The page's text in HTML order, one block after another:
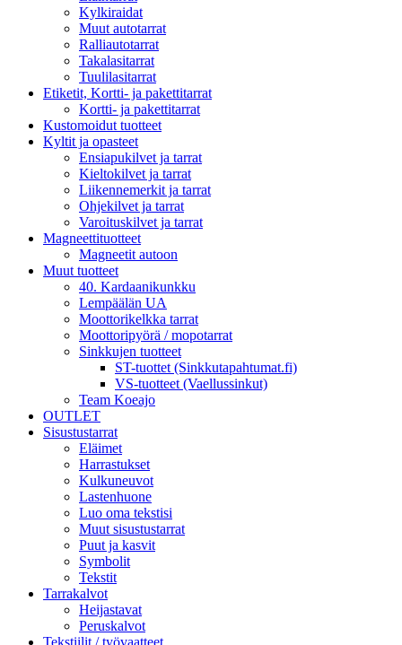
Kylkiraidat
Muut autotarrat
Ralliautotarrat
Takalasitarrat
Tuulilasitarrat
Etiketit, Kortti- ja pakettitarrat
Kortti- ja pakettitarrat
Kustomoidut tuotteet
Kyltit ja opasteet
Ensiapukilvet ja tarrat
Kieltokilvet ja tarrat
Liikennemerkit ja tarrat
Ohjekilvet ja tarrat
Varoituskilvet ja tarrat
Magneettituotteet
Magneetit autoon
Muut tuotteet
40. Kardaanikunkku
Lempäälän UA
Moottorikelkka tarrat
Moottoripyörä / mopotarrat
Sinkkujen tuotteet
ST-tuottet (Sinkkutapahtumat.fi)
VS-tuotteet (Vaellussinkut)
Team Koeajo
OUTLET
Sisustustarrat
Eläimet
Harrastukset
Kulkuneuvot
Lastenhuone
Luo oma tekstisi
Muut sisustustarrat
Puut ja kasvit
Symbolit
Tekstit
Tarrakalvot
Heijastavat
Peruskalvot
Tekstiilit / työvaatteet